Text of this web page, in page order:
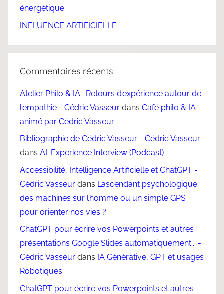
énergétique
INFLUENCE ARTIFICIELLE
Commentaires récents
Atelier Philo & IA- Retours d’expérience autour de
l’empathie - Cédric Vasseur dans Café philo & IA
animé par Cédric Vasseur
Bibliographie de Cédric Vasseur - Cédric Vasseur
dans AI-Experience Interview (Podcast)
Accessibilité, Intelligence Artificielle et ChatGPT -
Cédric Vasseur dans L’ascendant psychologique
des machines sur l’homme ou un simple GPS
pour orienter nos vies ?
ChatGPT pour écrire vos Powerpoints et autres
présentations Google Slides automatiquement... -
Cédric Vasseur dans IA Générative, GPT et usages
Robotiques
ChatGPT pour écrire vos Powerpoints et autres